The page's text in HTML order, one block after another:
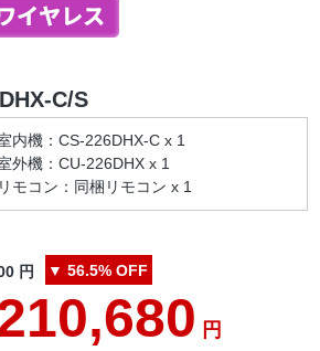
C/S
内機：CS-226DHX-C x 1
外機：CU-226DHX x 1
リモコン：同梱リモコン x 1
円 ▼ 56.5% OFF
円